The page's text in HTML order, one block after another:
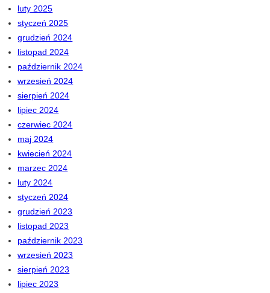
luty 2025
styczeń 2025
grudzień 2024
listopad 2024
październik 2024
wrzesień 2024
sierpień 2024
lipiec 2024
czerwiec 2024
maj 2024
kwiecień 2024
marzec 2024
luty 2024
styczeń 2024
grudzień 2023
listopad 2023
październik 2023
wrzesień 2023
sierpień 2023
lipiec 2023